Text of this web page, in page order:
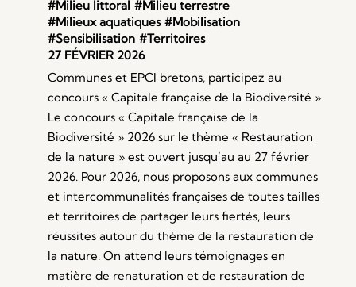
#Milieu littoral #Milieu terrestre
#Milieux aquatiques #Mobilisation
#Sensibilisation #Territoires
27 FÉVRIER 2026
Communes et EPCI bretons, participez au
concours « Capitale française de la Biodiversité »
Le concours « Capitale française de la
Biodiversité » 2026 sur le thème « Restauration
de la nature » est ouvert jusqu’au au 27 février
2026. Pour 2026, nous proposons aux communes
et intercommunalités françaises de toutes tailles
et territoires de partager leurs fiertés, leurs
réussites autour du thème de la restauration de
la nature. On attend leurs témoignages en
matière de renaturation et de restauration de